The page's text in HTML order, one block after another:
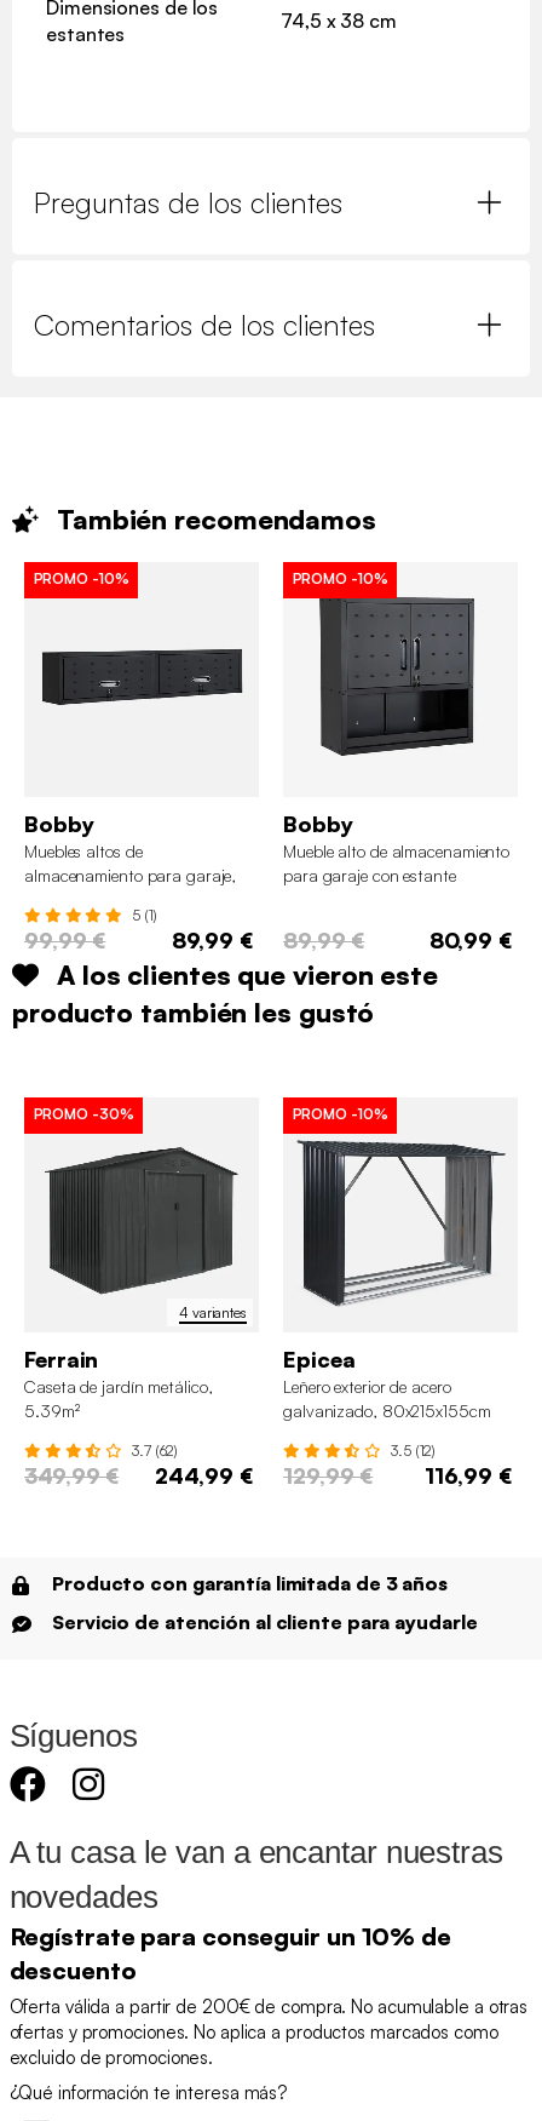
Dimensiones de los
estantes
74,5 x 38 cm
Preguntas de los clientes
Comentarios de los clientes
También recomendamos
PROMO -10%
Bobby
Muebles altos de
almacenamiento para garaje,
5 (1)
99,99 € 89,99 €
PROMO -10%
Bobby
Mueble alto de almacenamiento
para garaje con estante
89,99 € 80,99 €
A los clientes que vieron este
producto también les gustó
4 variantes
PROMO -30%
Ferrain
Caseta de jardín metálico,
5.39m²
3.7 (62)
349,99 € 244,99 €
PROMO -10%
Epicea
Leñero exterior de acero
galvanizado, 80x215x155cm
3.5 (12)
129,99 € 116,99 €
Producto con garantía limitada de 3 años
Servicio de atención al cliente para ayudarle
Síguenos
A tu casa le van a encantar nuestras
novedades
Regístrate para conseguir un 10% de
descuento
Oferta válida a partir de 200€ de compra. No acumulable a otras
ofertas y promociones. No aplica a productos marcados como
excluido de promociones.
¿Qué información te interesa más?